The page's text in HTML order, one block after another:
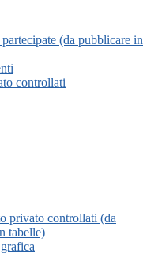
(da pubblicare in
controllati
privato controllati (da
tabelle)